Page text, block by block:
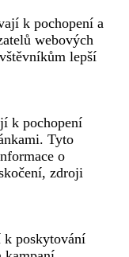
k pochopení a
webových
lepší
k pochopení
Tyto
o
zdroji
k poskytování